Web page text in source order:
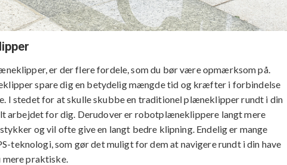
er der flere fordele, som du bør være opmærksom på.
spare dig en betydelig mængde tid og kræfter i forbindelse
I stedet for at skulle skubbe en traditionel plæneklipper rundt i din
arbejdet for dig. Derudover er robotplæneklippere langt mere
og vil ofte give en langt bedre klipning. Endelig er mange
teknologi, som gør det muligt for dem at navigere rundt i din have
mere praktiske.